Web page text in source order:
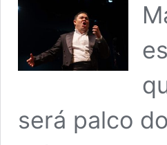
será palco